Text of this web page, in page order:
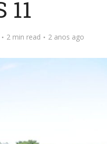
11
2 min read 2 anos ago